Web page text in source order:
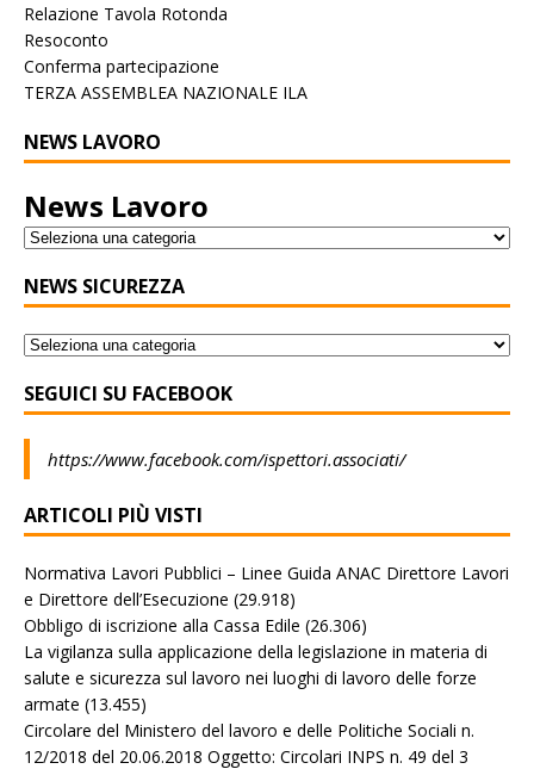
Relazione Tavola Rotonda
Resoconto
Conferma partecipazione
TERZA ASSEMBLEA NAZIONALE ILA
NEWS LAVORO
News Lavoro
NEWS SICUREZZA
SEGUICI SU FACEBOOK
https://www.facebook.com/ispettori.associati/
ARTICOLI PIÙ VISTI
Normativa Lavori Pubblici – Linee Guida ANAC Direttore Lavori
e Direttore dell’Esecuzione (29.918)
Obbligo di iscrizione alla Cassa Edile (26.306)
La vigilanza sulla applicazione della legislazione in materia di
salute e sicurezza sul lavoro nei luoghi di lavoro delle forze
armate (13.455)
Circolare del Ministero del lavoro e delle Politiche Sociali n.
12/2018 del 20.06.2018 Oggetto: Circolari INPS n. 49 del 3